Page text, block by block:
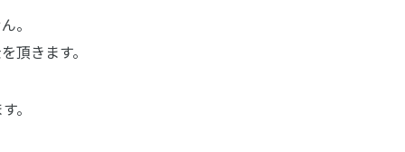
。
頂きます。
。